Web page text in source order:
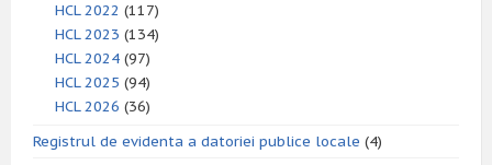
HCL 2022 (117)
HCL 2023 (134)
HCL 2024 (97)
HCL 2025 (94)
HCL 2026 (36)
Registrul de evidenta a datoriei publice locale (4)